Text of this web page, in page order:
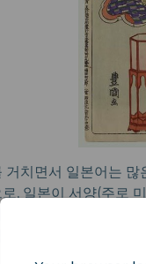
거치면서 일본어는 많
로, 일본이 서양(주로
의 메이지 유신 시기
로 증가했고, 이 새